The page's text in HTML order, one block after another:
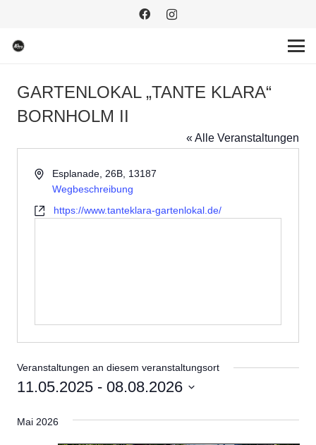
GARTENLOKAL „TANTE KLARA“
BORNHOLM II
« Alle Veranstaltungen
AdresseEsplanade, 26B, 13187
Wegbeschreibung
Webseitehttps://www.tanteklara-gartenlokal.de/
Veranstaltungen an diesem veranstaltungsort
11.05.2025 - 08.08.2026
wählen.
Mai 2026